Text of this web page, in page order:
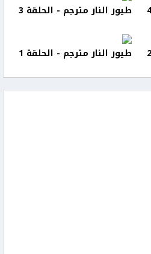
طيور النار مترجم - الحلقة 3
طيور النار مترجم - الحلقة 1